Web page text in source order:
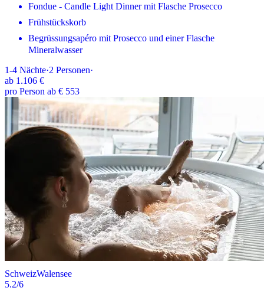
Fondue - Candle Light Dinner mit Flasche Prosecco
Frühstückskorb
Begrüssungsapéro mit Prosecco und einer Flasche
Mineralwasser
1-4 Nächte·2 Personen·
ab 1.106 €
pro Person ab € 553
SchweizWalensee
5.2/6